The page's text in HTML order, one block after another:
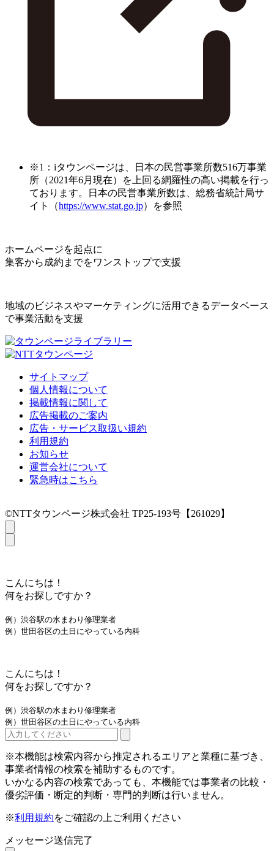
※1：iタウンページは、日本の民営事業所数516万事業
所（2021年6月現在）を上回る網羅性の高い掲載を行っ
ております。日本の民営事業所数は、総務省統計局サ
イト（https://www.stat.go.jp）を参照
ホームページを起点に
集客から成約までをワンストップで支援
地域のビジネスやマーケティングに活用できるデータベース
で事業活動を支援
サイトマップ
個人情報について
掲載情報に関して
広告掲載のご案内
広告・サービス取扱い規約
利用規約
お知らせ
運営会社について
緊急時はこちら
©NTTタウンページ株式会社 TP25-193号【261029】
こんにちは！
何をお探しですか？
例）渋谷駅の水まわり修理業者
例）世田谷区の土日にやっている内科
こんにちは！
何をお探しですか？
例）渋谷駅の水まわり修理業者
例）世田谷区の土日にやっている内科
※本機能は検索内容から推定されるエリアと業種に基づき、
事業者情報の検索を補助するものです。
いかなる内容の検索であっても、本機能では事業者の比較・
優劣評価・断定的判断・専門的判断は行いません。
※利用規約をご確認の上ご利用ください
メッセージ送信完了